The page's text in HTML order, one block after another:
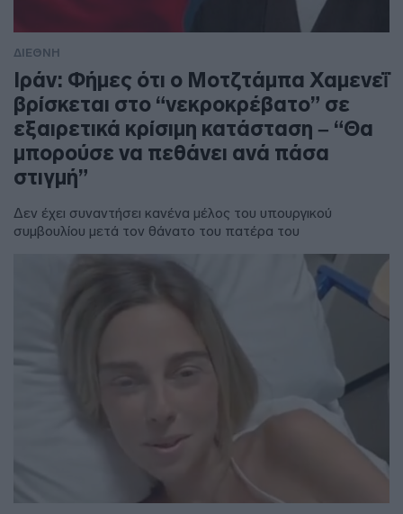
ΔΙΕΘΝΗ
Ιράν: Φήμες ότι ο Μοτζτάμπα Χαμενεΐ
βρίσκεται στο “νεκροκρέβατο” σε
εξαιρετικά κρίσιμη κατάσταση – “Θα
μπορούσε να πεθάνει ανά πάσα
στιγμή”
Δεν έχει συναντήσει κανένα μέλος του υπουργικού
συμβουλίου μετά τον θάνατο του πατέρα του